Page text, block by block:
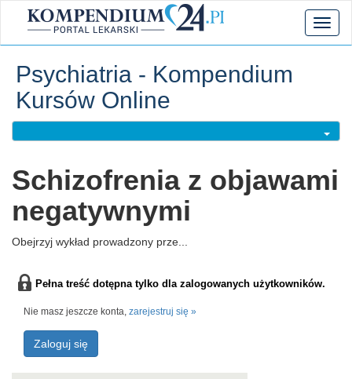
Psychiatria - Kompendium
Kursów Online
Schizofrenia z objawami
negatywnymi
Obejrzyj wykład prowadzony prze...
Pełna treść dotępna tylko dla zalogowanych użytkowników.
Nie masz jeszcze konta, zarejestruj się »
Zaloguj się